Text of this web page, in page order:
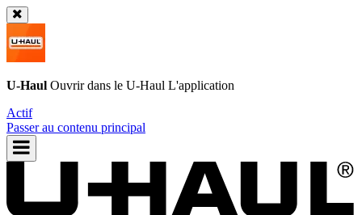
U-Haul Ouvrir dans le U-Haul L'application
Actif
Passer au contenu principal